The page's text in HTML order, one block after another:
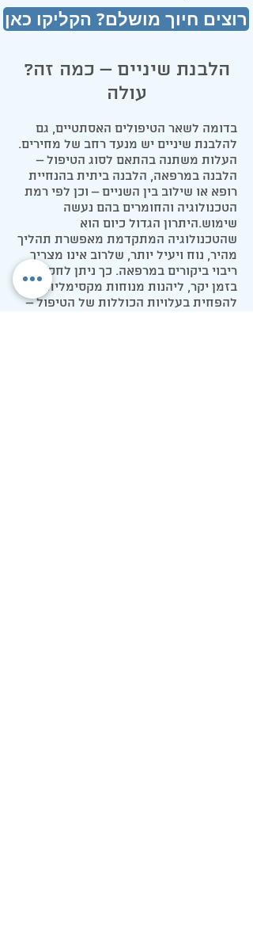
רוצים חיוך מושלם? הקליקו כאן
?הלבנת שיניים – כמה זה
עולה
בדומה לשאר הטיפולים האסתטיים, גם
להלבנת שיניים יש מנעד רחב של מחירים.
העלות משתנה בהתאם לסוג הטיפול –
הלבנה במרפאה, הלבנה ביתית בהנחיית
רופא או שילוב בין השניים – וכן לפי רמת
הטכנולוגיה והחומרים בהם נעשה
שימוש.היתרון הגדול כיום הוא
שהטכנולוגיה המתקדמת מאפשרת תהליך
מהיר, נוח ויעיל יותר, שלרוב אינו מצריך
ריבוי ביקורים במרפאה. כך ניתן לחסוך
בזמן יקר, ליהנות מנוחות מקסימלית ואף
להפחית בעלויות הכוללות של הטיפול –